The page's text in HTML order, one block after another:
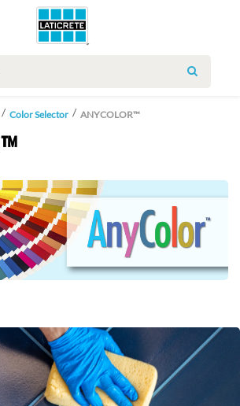
SEARCH
Color Selector ANYCOLOR™